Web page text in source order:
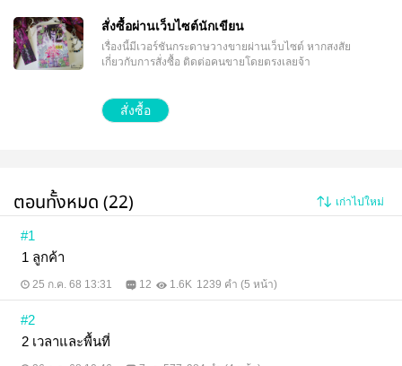
อยากจะควักดวงตาตนเองออกมา—นิมฟาอีเข้าใจดี เป็น
ท่านจะยังอยากเก็บดวงตาไว้อีกหรือ หากรักที่เคยเป็น
สายธารหล่อเลี้ยงชีวิตของท่านมลายหายสูญ ไม่ทิ้งสิ่งใด
เป็นพยานไว้เลย นอกจากรังสีไมโครเวฟดึกดำบรรพ์บน
สั่งซื้อผ่านเว็บไซต์นักเขียน
เรื่องนี้มีเวอร์ชันกระดาษวางขายผ่านเว็บไซต์ หากสงสัย
เกี่ยวกับการสั่งซื้อ ติดต่อคนขายโดยตรงเลยจ้า
สั่งซื้อ
ตอนทั้งหมด (22) เก่าไปใหม่
#1
1 ลูกค้า
25 ก.ค. 68 13:31 12 1.6K 1239 คำ (5 หน้า)
#2
2 เวลาและพื้นที่